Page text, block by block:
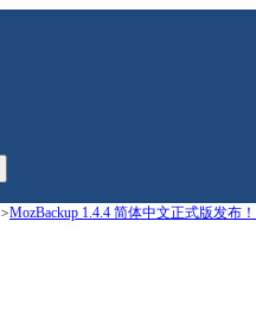
>MozBackup 1.4.4 简体中文正式版发布！